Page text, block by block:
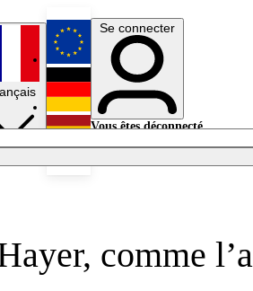
English
Deutsch
Se connecter
Vous êtes déconnecté.
comme